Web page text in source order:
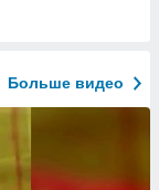
Больше видео